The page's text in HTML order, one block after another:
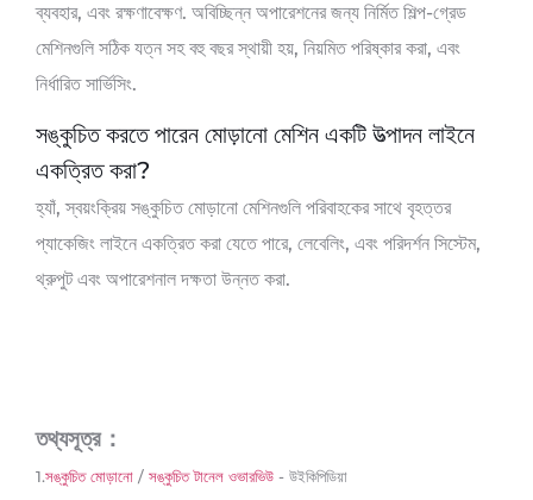
ব্যবহার, এবং রক্ষণাবেক্ষণ. অবিচ্ছিন্ন অপারেশনের জন্য নির্মিত শিল্প-গ্রেড
মেশিনগুলি সঠিক যত্ন সহ বহু বছর স্থায়ী হয়, নিয়মিত পরিষ্কার করা, এবং
নির্ধারিত সার্ভিসিং.
সঙ্কুচিত করতে পারেন মোড়ানো মেশিন একটি উত্পাদন লাইনে
একত্রিত করা?
হ্যাঁ, স্বয়ংক্রিয় সঙ্কুচিত মোড়ানো মেশিনগুলি পরিবাহকের সাথে বৃহত্তর
প্যাকেজিং লাইনে একত্রিত করা যেতে পারে, লেবেলিং, এবং পরিদর্শন সিস্টেম,
থ্রুপুট এবং অপারেশনাল দক্ষতা উন্নত করা.
তথ্যসূত্র：
1.সঙ্কুচিত মোড়ানো / সঙ্কুচিত টানেল ওভারভিউ - উইকিপিডিয়া